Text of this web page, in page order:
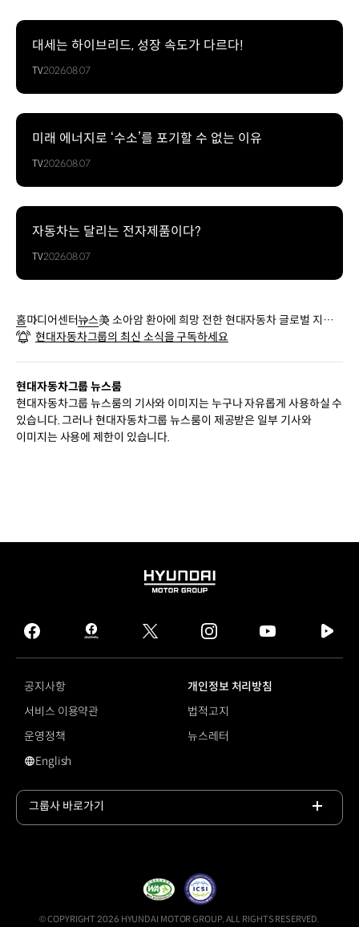
대세는 하이브리드, 성장 속도가 다르다!
TV2026.08.07
미래 에너지로 ‘수소’를 포기할 수 없는 이유
TV2026.08.07
자동차는 달리는 전자제품이다?
TV2026.08.07
홈미디어센터뉴스美 소아암 환아에 희망 전한 현대자동차 글로벌 지원
확대
현대자동차그룹의 최신 소식을 구독하세요
현대자동차그룹 뉴스룸
현대자동차그룹 뉴스룸의 기사와 이미지는 누구나 자유롭게 사용하실 수
있습니다. 그러나 현대자동차그룹 뉴스룸이 제공받은 일부 기사와
이미지는 사용에 제한이 있습니다.
HYUNDAI
GROUP
facebook
hmg
journal
twitter instagram
tv
공지사항
개인정보 처리방침
서비스 이용약관
법적고지
운영정책
뉴스레터
영문 사이트로 이동
English
그룹사 바로가기
© COPYRIGHT 2026 HYUNDAI MOTOR GROUP, ALL RIGHTS RESERVED.